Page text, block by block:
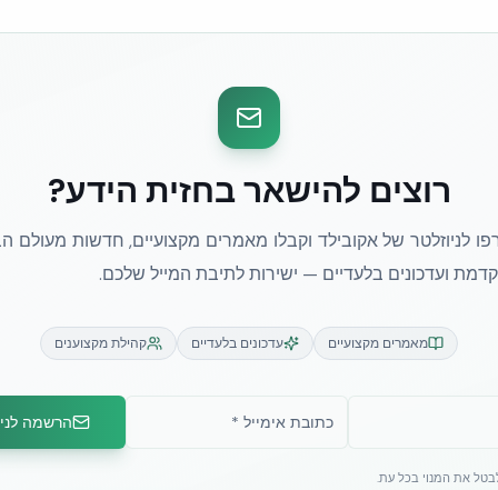
רוצים להישאר בחזית הידע?
לניוזלטר של אקובילד וקבלו מאמרים מקצועיים, חדשות מעולם
ועדכונים בלעדיים — ישירות לתיבת המייל שלכם.
מאמרים מקצועיים עדכונים בלעדיים קהילת מקצוענים
הרשמה
את המנוי בכל עת.